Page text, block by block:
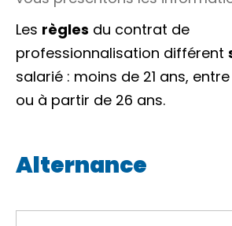
Les règles du contrat de
professionnalisation différent
salarié : moins de 21 ans,
ou à partir de 26 ans.
Alternance